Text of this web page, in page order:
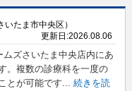
いたま市中央区）
更新日:2026.08.06
ムズさいたま中央店内にあ
。複数の診療科を一度の
とが可能です... 続きを読